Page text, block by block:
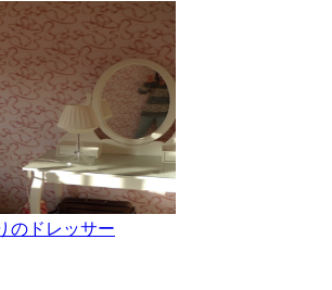
のドレッサー